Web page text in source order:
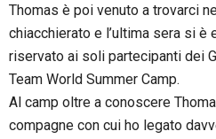
Thomas è poi venuto a trovarci
chiacchierato e l’ultima sera si è
riservato ai soli partecipanti dei
Team World Summer Camp.
Al camp oltre a conoscere
compagne con cui ho legato